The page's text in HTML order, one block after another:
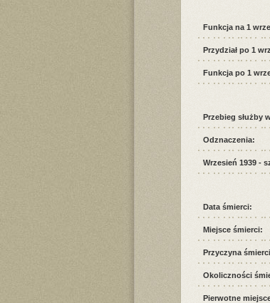
Funkcja na 1
Przydział po 1
Funkcja po 1
Przebieg służby
Odznaczenia:
Wrzesień 1939 -
Data śmierci:
Miejsce śmierci:
Przyczyna
Okoliczności
Pierwotne